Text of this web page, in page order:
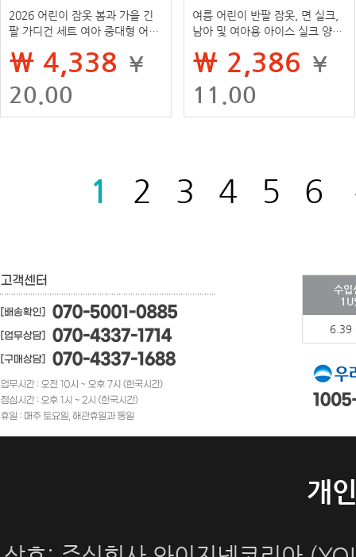
2026 어린이 잠옷 봄과 가을 긴
팔 가디건 세트 여아 중대형 어린
₩ 4,338 ¥
20.00
여름 어린이 반팔 잠옷, 면 실크,
남아 및 여아용 아이스 실크 양복,
얇은 스타일
₩ 2,386 ¥
11.00
1 2 3 4 5 6
수입
6.39
개